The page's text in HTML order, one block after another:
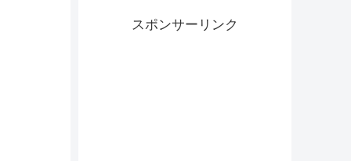
スポンサーリンク